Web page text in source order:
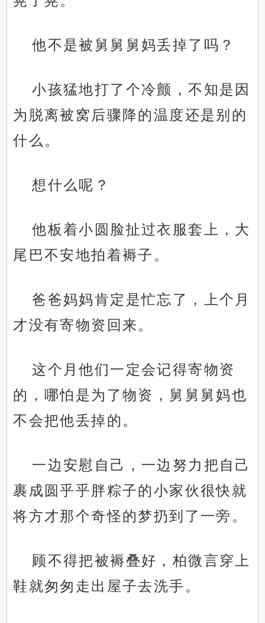
他不是被舅舅舅妈丢掉了吗？
小孩猛地打了个冷颤，不知是因
为脱离被窝后骤降的温度还是别的
什么。
想什么呢？
他板着小圆脸扯过衣服套上，大
尾巴不安地拍着褥子。
爸爸妈妈肯定是忙忘了，上个月
才没有寄物资回来。
这个月他们一定会记得寄物资
的，哪怕是为了物资，舅舅舅妈也
不会把他丢掉的。
一边安慰自己，一边努力把自己
裹成圆乎乎胖粽子的小家伙很快就
将方才那个奇怪的梦扔到了一旁。
顾不得把被褥叠好，柏微言穿上
鞋就匆匆走出屋子去洗手。